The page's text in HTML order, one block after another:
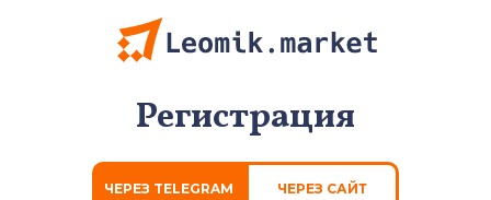
Регистрация
ЧЕРЕЗ TELEGRAM ЧЕРЕЗ САЙТ